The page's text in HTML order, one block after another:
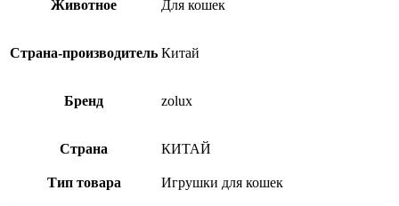
Животное Для кошек
Страна-производитель Китай
Бренд zolux
Страна КИТАЙ
Тип товара Игрушки для кошек